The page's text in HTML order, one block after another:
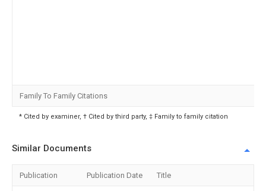
Family To Family Citations
* Cited by examiner, † Cited by third party, ‡ Family to family citation
Similar Documents
Publication Publication Date Title